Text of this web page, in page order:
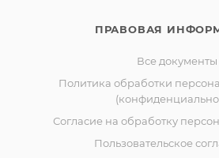
ПРАВОВАЯ
Все документы
Политика обработки
Согласие на обработку
Пользовательское